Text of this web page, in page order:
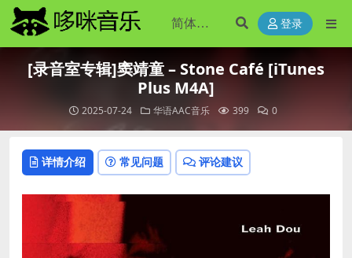
登录
[录音室专辑]窦靖童 – Stone Café [iTunes
Plus M4A]
2025-07-24 华语AAC音乐 399 0
详情介绍 常见问题 评论建议